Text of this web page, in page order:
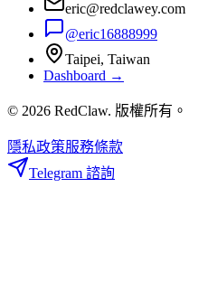
eric@redclawey.com
@eric16888999
Taipei, Taiwan
Dashboard →
© 2026 RedClaw. 版權所有。
隱私政策服務條款
Telegram 諮詢